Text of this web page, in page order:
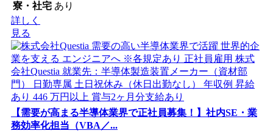
寮・社宅 あり
詳しく
見る
【需要が高まる半導体業界で正社員募集！】社内SE・業
務効率化担当（VBA／...